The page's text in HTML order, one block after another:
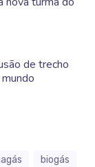
de trecho
biogás